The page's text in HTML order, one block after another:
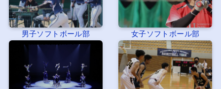
男子ソフトボール部 女子ソフトボール部